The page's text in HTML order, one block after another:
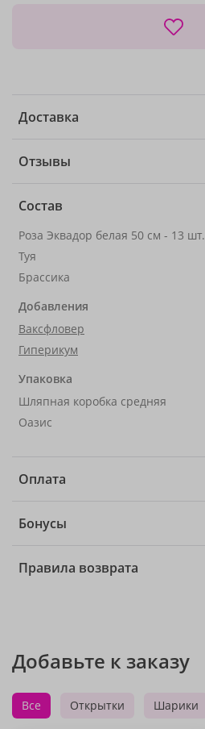
Доставка
Отзывы
Состав
Роза Эквадор белая 50 см - 13 шт.
Туя
Брассика
Добавления
Ваксфловер
Гиперикум
Упаковка
Шляпная коробка средняя
Оазис
Оплата
Бонусы
Правила возврата
Добавьте к заказу
Все Открытки Шарики